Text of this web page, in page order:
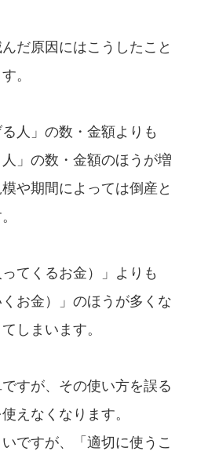
だ原因にはこうしたこと
。
人」の数・金額よりも
人」の数・金額のほうが増
や期間によっては倒産と
てくるお金）」よりも
くお金）」のほうが多くな
しまいます。
すが、その使い方を誤る
えなくなります。
ですが、「適切に使うこ